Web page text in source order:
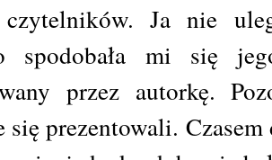
czytelników. Ja nie
spodobała mi się
przez autorkę.
się prezentowali.